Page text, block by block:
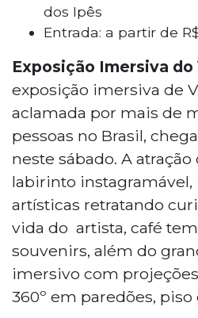
dos Ipês
Entrada: a partir de
Exposição Imersiva do
exposição imersiva de
aclamada por mais de
pessoas no Brasil,
neste sábado. A
labirinto instagramável,
artísticas retratando
vida do artista, café
souvenirs, além do
imersivo com
360º em paredões, piso